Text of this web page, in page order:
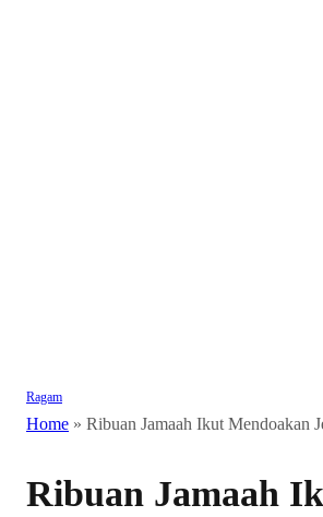
Ragam
Home » Ribuan Jamaah Ikut Mendoakan
Ribuan Jamaah